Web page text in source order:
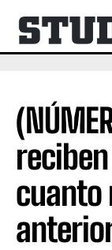
cuanto